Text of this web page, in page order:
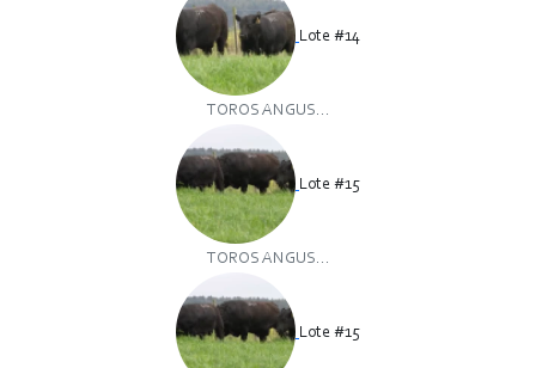
Lote #14
TOROS ANGUS...
Lote #15
TOROS ANGUS...
Lote #15